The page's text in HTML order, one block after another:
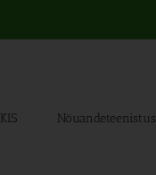
Nõuandeteenistus